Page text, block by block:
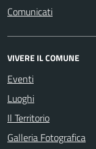
Comunicati
VIVERE IL COMUNE
Eventi
Luoghi
Il Territorio
Galleria Fotografica